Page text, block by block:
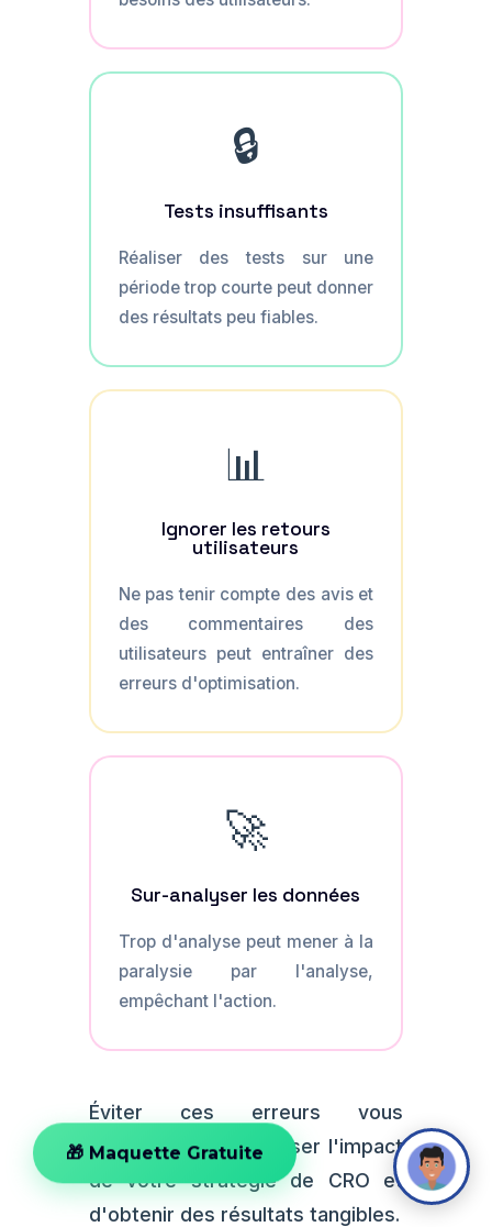
🔒
Tests insuffisants
Réaliser des tests sur une
période trop courte peut donner
des résultats peu fiables.
📊
Ignorer les retours
utilisateurs
Ne pas tenir compte des avis et
des commentaires des
utilisateurs peut entraîner des
erreurs d'optimisation.
🚀
Sur-analyser les données
Trop d'analyse peut mener à la
paralysie par l'analyse,
empêchant l'action.
Éviter ces erreurs vous
permettra de maximiser l'impact
de votre stratégie de CRO et
d'obtenir des résultats tangibles.
🎁 Maquette Gratuite